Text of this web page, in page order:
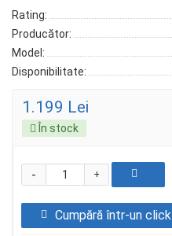
Rating:
Producător:
Model:
Disponibilitate:
1.199 Lei
În stock
+
-
Cumpără într-un click